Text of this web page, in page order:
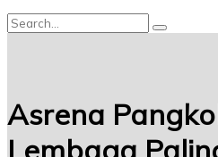
Search
Search
Asrena